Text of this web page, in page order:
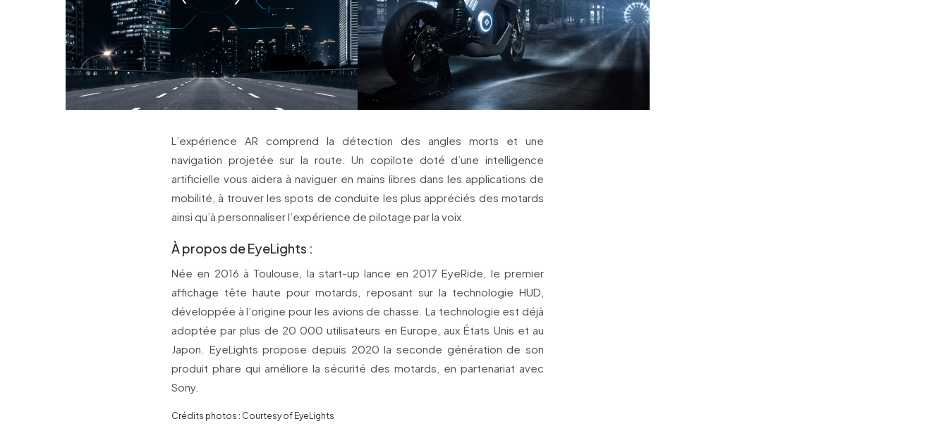
L’expérience AR comprend la détection des angles morts et une
navigation projetée sur la route. Un copilote doté d’une intelligence
artificielle vous aidera à naviguer en mains libres dans les applications de
mobilité, à trouver les spots de conduite les plus appréciés des motards
ainsi qu’à personnaliser l’expérience de pilotage par la voix.
À propos de EyeLights :
Née en 2016 à Toulouse, la start-up lance en 2017 EyeRide, le premier
affichage tête haute pour motards, reposant sur la technologie HUD,
développée à l’origine pour les avions de chasse. La technologie est déjà
adoptée par plus de 20 000 utilisateurs en Europe, aux États Unis et au
Japon. EyeLights propose depuis 2020 la seconde génération de son
produit phare qui améliore la sécurité des motards, en partenariat avec
Sony.
Crédits photos : Courtesy of EyeLights